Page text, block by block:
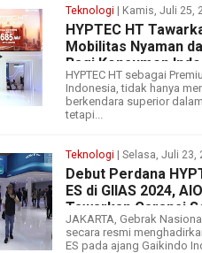
Teknologi | Kamis, Juli 25,
HYPTEC HT
Mobilitas Nyaman
Bagi Konsumen
HYPTEC HT sebagai
Indonesia, tidak hanya
berkendara superior
tetapi...
Teknologi | Selasa, Juli 23,
Debut Perdana
ES di GIIAS 2024,
Tawarkan Garansi
JAKARTA, Gebrak
secara resmi
ES pada ajang Gaikindo